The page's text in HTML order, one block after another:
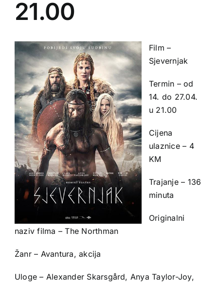
21.00
Film –
Sjevernjak
Termin – od
14. do 27.04.
u 21.00
Cijena
ulaznice – 4
KM
Trajanje – 136
minuta
Originalni
naziv filma – The Northman
Žanr – Avantura, akcija
Uloge – Alexander Skarsgård, Anya Taylor-Joy,